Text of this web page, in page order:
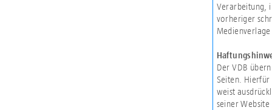
Verarbeitung,
vorheriger
Der VDB
Seiten.
weist
seiner